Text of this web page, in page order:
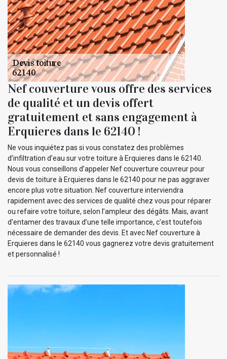
Nef couverture vous offre des services
de qualité et un devis offert
gratuitement et sans engagement à
Erquieres dans le 62140 !
Ne vous inquiétez pas si vous constatez des problèmes
d’infiltration d’eau sur votre toiture à Erquieres dans le 62140.
Nous vous conseillons d’appeler Nef couverture couvreur pour
devis de toiture à Erquieres dans le 62140 pour ne pas aggraver
encore plus votre situation. Nef couverture interviendra
rapidement avec des services de qualité chez vous pour réparer
ou refaire votre toiture, selon l’ampleur des dégâts. Mais, avant
d’entamer des travaux d’une telle importance, c'est toutefois
nécessaire de demander des devis. Et avec Nef couverture à
Erquieres dans le 62140 vous gagnerez votre devis gratuitement
et personnalisé !